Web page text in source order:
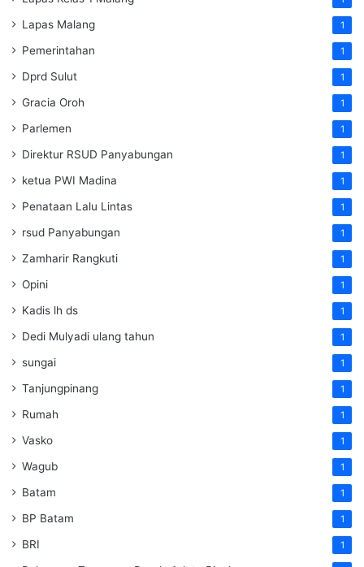
Lapas Malang 1
Pemerintahan 1
Dprd Sulut 1
Gracia Oroh 1
Parlemen 1
Direktur RSUD Panyabungan 1
ketua PWI Madina 1
Penataan Lalu Lintas 1
rsud Panyabungan 1
Zamharir Rangkuti 1
Opini 1
Kadis lh ds 1
Dedi Mulyadi ulang tahun 1
sungai 1
Tanjungpinang 1
Rumah 1
Vasko 1
Wagub 1
Batam 1
BP Batam 1
BRI 1